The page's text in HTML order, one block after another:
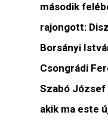
második
rajongott:
Borsányi
Csongrádi
Szabó József
akik ma este